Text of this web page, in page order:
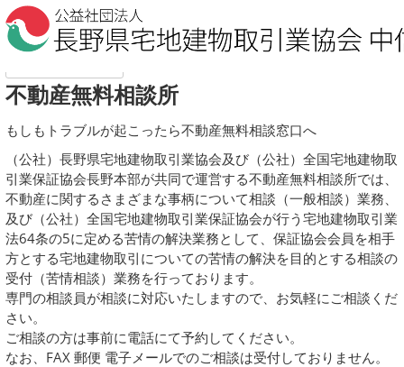
不動産無料相談所
もしもトラブルが起こったら不動産無料相談窓口へ
（公社）長野県宅地建物取引業協会及び（公社）全国宅地建物取
引業保証協会長野本部が共同で運営する不動産無料相談所では、
不動産に関するさまざまな事柄について相談（一般相談）業務、
及び（公社）全国宅地建物取引業保証協会が行う宅地建物取引業
法64条の5に定める苦情の解決業務として、保証協会会員を相手
方とする宅地建物取引についての苦情の解決を目的とする相談の
受付（苦情相談）業務を行っております。
専門の相談員が相談に対応いたしますので、お気軽にご相談くだ
さい。
ご相談の方は事前に電話にて予約してください。
なお、FAX 郵便 電子メールでのご相談は受付しておりません。